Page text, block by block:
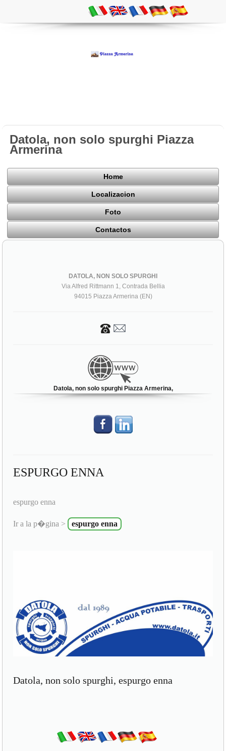
Datola, non solo spurghi Piazza
Armerina
Home
Localizacion
Foto
Contactos
DATOLA, NON SOLO SPURGHI
Via Alfred Rittmann 1, Contrada Bellia
94015 Piazza Armerina (EN)
Datola, non solo spurghi Piazza Armerina,
ESPURGO ENNA
espurgo enna
Ir a la p�gina > espurgo enna
Datola, non solo spurghi, espurgo enna